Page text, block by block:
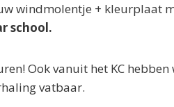
windmolentje + kleurplaat
school.
Ook vanuit het KC hebben
vatbaar.